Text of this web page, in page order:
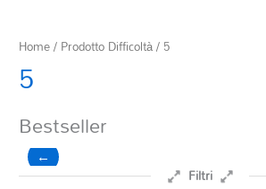
Home/ Prodotto Difficoltà / 5
5
Bestseller
←
Filtri